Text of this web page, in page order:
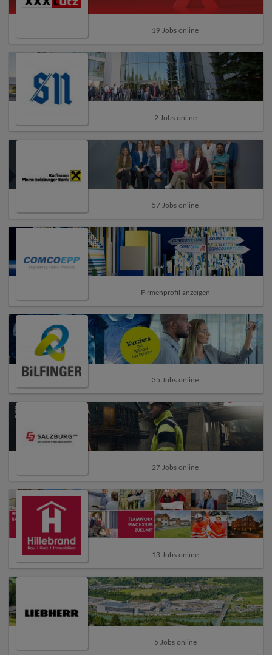
19 Jobs online
2 Jobs online
57 Jobs online
Firmenprofil anzeigen
35 Jobs online
27 Jobs online
13 Jobs online
5 Jobs online